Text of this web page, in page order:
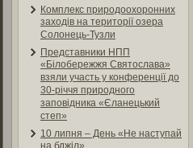
Комплекс природоохоронних
заходів на території озера
Солонець-Тузли
Представники НПП
«Білобережжя Святослава»
взяли участь у конференції до
30-річчя природного
заповідника «Єланецький
степ»
10 липня – День «Не наступай